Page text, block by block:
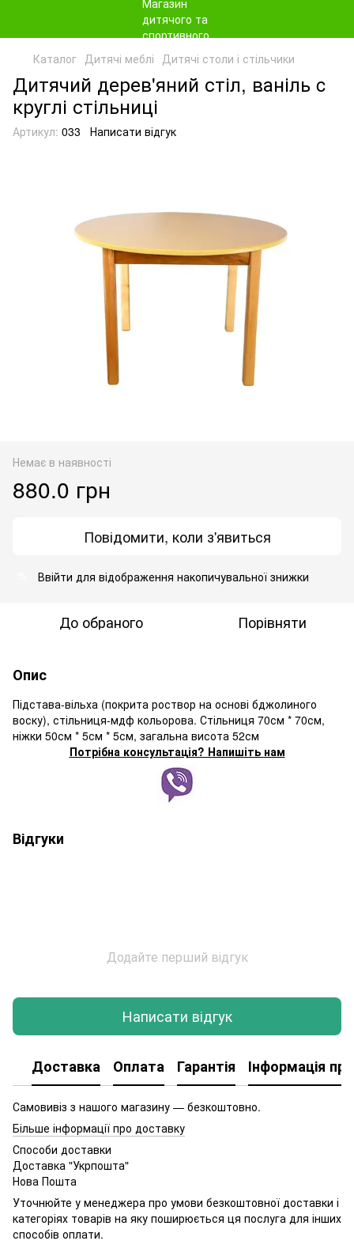
Каталог Дитячі меблі Дитячі столи і стільчики
Дитячий дерев'яний стіл, ваніль c
круглі стільниці
Артикул: 033 Написати відгук
Немає в наявності
880.0 грн
Повідомити, коли з'явиться
Ввійти для відображення накопичувальної знижки
До обраного Порівняти
Опис
Підстава-вільха (покрита роствор на основі бджолиного
воску), стільниця-мдф кольорова. Стільниця 70см * 70см,
ніжки 50см * 5см * 5см, загальна висота 52см
Потрібна консультація? Напишіть нам
Відгуки
Додайте перший відгук
Написати відгук
Доставка Оплата Гарантія Інформація
Самовивіз з нашого магазину — безкоштовно.
Більше інформації про доставку
Способи доставки
Доставка "Укрпошта"
Нова Пошта
Уточнюйте у менеджера про умови безкоштовної доставки і
категоріях товарів на яку поширюється ця послуга для інших
способів оплати.